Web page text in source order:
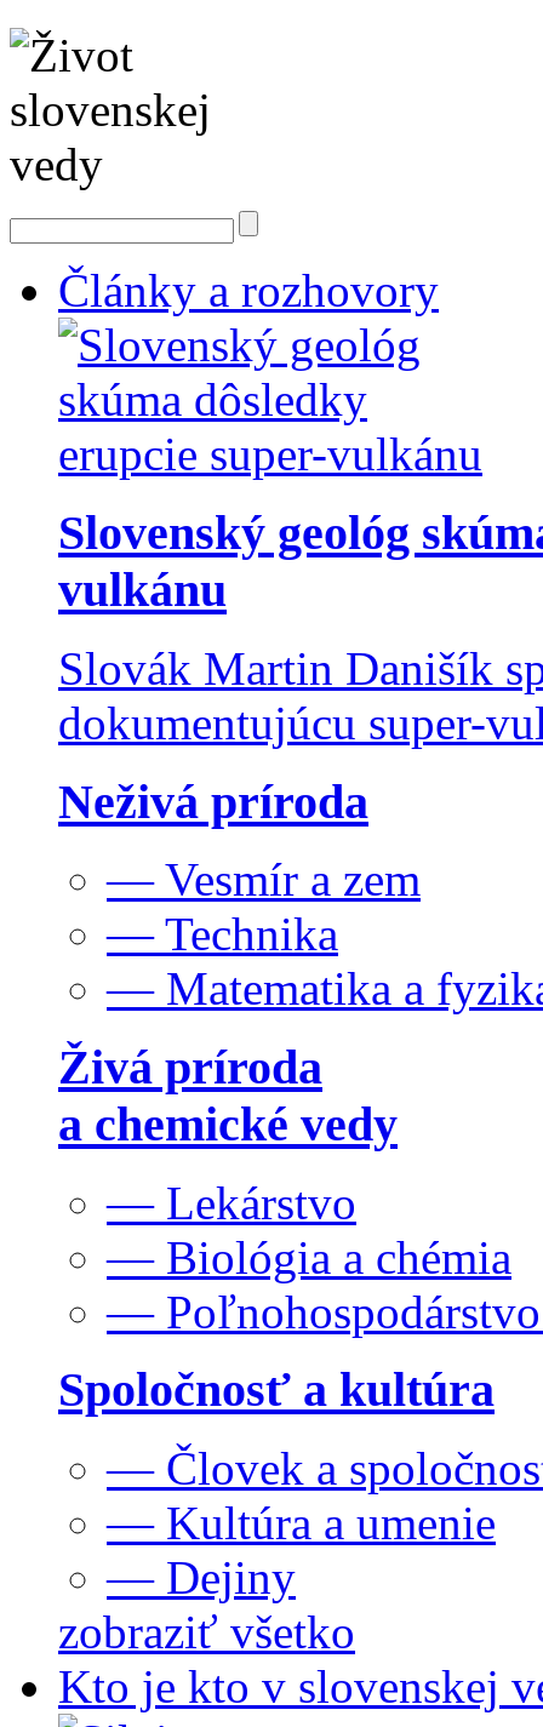
Články a rozhovory
Slovenský geológ
vulkánu
Slovák Martin Danišík
dokumentujúcu super-
Neživá príroda
— Vesmír a zem
— Technika
— Matematika a
Živá príroda
a chemické vedy
— Lekárstvo
— Biológia a chémia
—
Spoločnosť a kultúra
— Človek a
— Kultúra a umenie
— Dejiny
zobraziť všetko
Kto je kto v slovenskej